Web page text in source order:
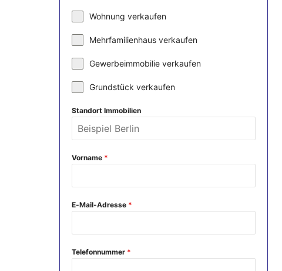
Wohnung verkaufen
Mehrfamilienhaus verkaufen
Gewerbeimmobilie verkaufen
Grundstück verkaufen
Standort Immobilien
Vorname *
E-Mail-Adresse *
Telefonnummer *